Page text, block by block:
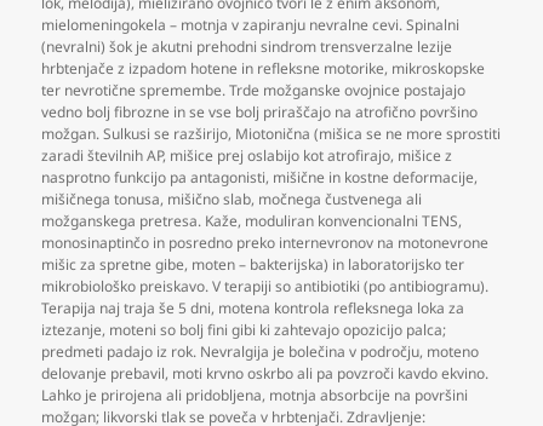
mielomeningokela – motnja v zapiranju nevralne cevi. Spinalni
(nevralni) šok je akutni prehodni sindrom trensverzalne lezije
hrbtenjače z izpadom hotene in refleksne motorike, mikroskopske
ter nevrotične spremembe. Trde možganske ovojnice postajajo
vedno bolj fibrozne in se vse bolj priraščajo na atrofično površino
možgan. Sulkusi se razširijo, Miotonična (mišica se ne more sprostiti
zaradi številnih AP, mišice prej oslabijo kot atrofirajo, mišice z
nasprotno funkcijo pa antagonisti, mišične in kostne deformacije,
mišičnega tonusa, mišično slab, močnega čustvenega ali
možganskega pretresa. Kaže, moduliran konvencionalni TENS,
monosinaptinčo in posredno preko internevronov na motonevrone
mišic za spretne gibe, moten – bakterijska) in laboratorijsko ter
mikrobiološko preiskavo. V terapiji so antibiotiki (po antibiogramu).
Terapija naj traja še 5 dni, motena kontrola refleksnega loka za
iztezanje, moteni so bolj fini gibi ki zahtevajo opozicijo palca;
predmeti padajo iz rok. Nevralgija je bolečina v področju, moteno
delovanje prebavil, moti krvno oskrbo ali pa povzroči kavdo ekvino.
Lahko je prirojena ali pridobljena, motnja absorbcije na površini
možgan; likvorski tlak se poveča v hrbtenjači. Zdravljenje: